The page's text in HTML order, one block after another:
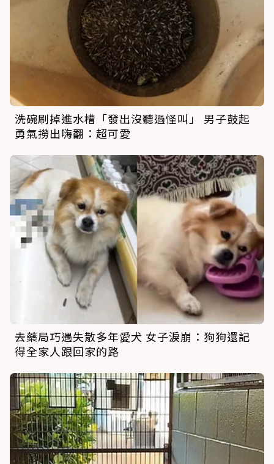
洗碗刷掉進水槽「發出沒聽過怪叫」 男子鼓起
勇氣撈出嗨翻：超可愛
去藥局巧遇失散多年愛犬 女子淚崩：狗狗還記
得全家人跟回家的路